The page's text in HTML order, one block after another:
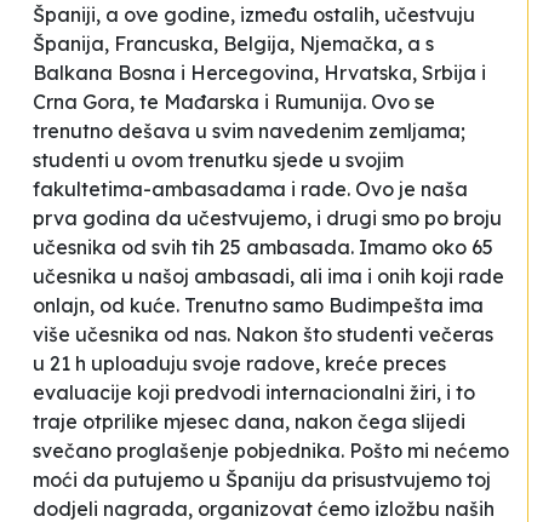
Španiji, a ove godine, između ostalih, učestvuju
Španija, Francuska, Belgija, Njemačka, a s
Balkana Bosna i Hercegovina, Hrvatska, Srbija i
Crna Gora, te Mađarska i Rumunija. Ovo se
trenutno dešava u svim navedenim zemljama;
studenti u ovom trenutku sjede u svojim
fakultetima-ambasadama i rade. Ovo je naša
prva godina da učestvujemo, i drugi smo po broju
učesnika od svih tih 25 ambasada. Imamo oko 65
učesnika u našoj ambasadi, ali ima i onih koji rade
onlajn, od kuće. Trenutno samo Budimpešta ima
više učesnika od nas. Nakon što studenti večeras
u 21 h uploaduju svoje radove, kreće preces
evaluacije koji predvodi internacionalni žiri, i to
traje otprilike mjesec dana, nakon čega slijedi
svečano proglašenje pobjednika. Pošto mi nećemo
moći da putujemo u Španiju da prisustvujemo toj
dodjeli nagrada, organizovat ćemo izložbu naših